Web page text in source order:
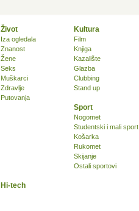
Život
Iza ogledala
Znanost
Žene
Seks
Muškarci
Zdravlje
Putovanja
Kultura
Film
Knjiga
Kazalište
Glazba
Clubbing
Stand up
Sport
Nogomet
Studentski i mali sport
Košarka
Rukomet
Skijanje
Ostali sportovi
Hi-tech